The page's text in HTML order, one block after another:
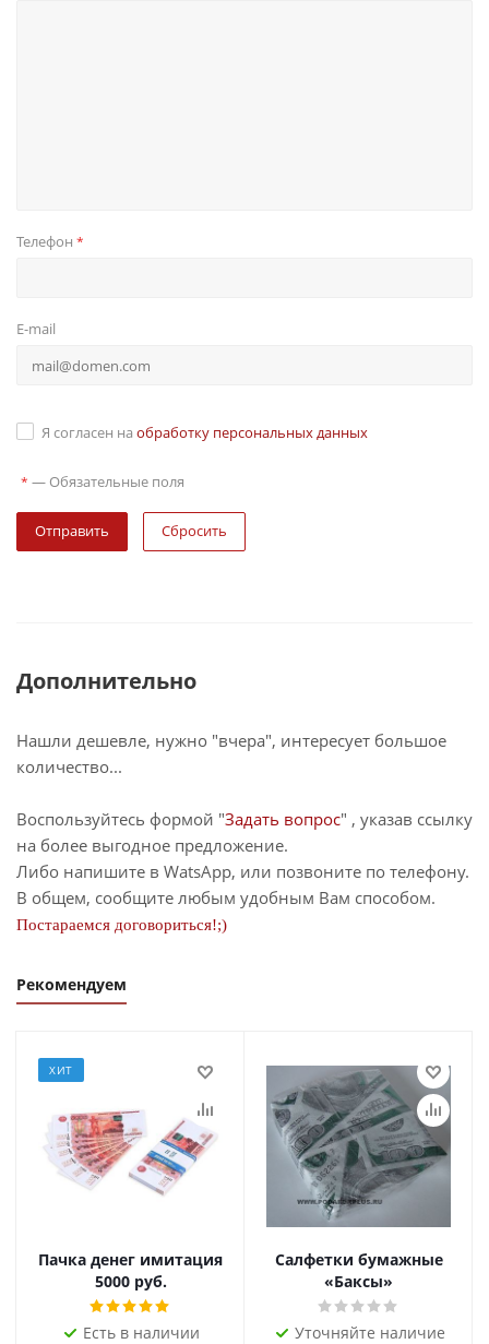
Телефон *
E-mail
Я согласен на обработку персональных данных
* — Обязательные поля
Сбросить
Дополнительно
Нашли дешевле, нужно "вчера", интересует большое
количество...
Воспользуйтесь формой "Задать вопрос" , указав ссылку
на более выгодное предложение.
Либо напишите в WatsApp, или позвоните по телефону.
В общем, сообщите любым удобным Вам способом.
Постараемся договориться!;)
Рекомендуем
ХИТ
Пачка денег имитация
5000 руб.
Есть в наличии
Салфетки бумажные
«Баксы»
Уточняйте наличие